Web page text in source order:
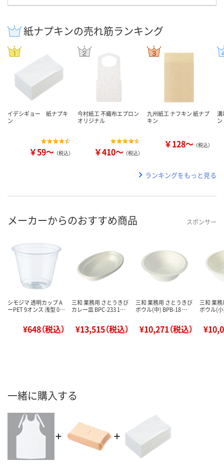
紙ナプキンの売れ筋ランキング
イデシギョー 紙ナプキ
ン
￥59～ （税込）
今村紙工 不織布エプロン
オリジナル
￥410～ （税込）
九州紙工 ナフキン 紙ナプ
キン
￥128～ （税込）
ン
ランキングをもっと見る
メーカーからのおすすめ商品 スポンサー
シモジマ 透明カップ A
ーPET 9オンス 浅型 0…
¥648（税込）
三和 業務用 さとうきび
カレー皿 BPC-233 1…
¥13,515（税込）
三和 業務用 さとうきび
ボウル(中) BPB-18 …
¥10,271（税込）
三和 業
ボウル(
一緒に購入する